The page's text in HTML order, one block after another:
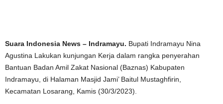
Suara Indonesia News – Indramayu. Bupati Indramayu Nina
Agustina Lakukan kunjungan Kerja dalam rangka penyerahan
Bantuan Badan Amil Zakat Nasional (Baznas) Kabupaten
Indramayu, di Halaman Masjid Jami’ Baitul Mustaghfirin,
Kecamatan Losarang, Kamis (30/3/2023).